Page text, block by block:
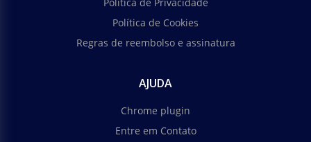
Folheto de Futebol
Ei, você vai jogar futebol e quer que as pessoas
Política de Cookies
Regras de reembolso e assinatura
AJUDA
Chrome plugin
Entre em Contato